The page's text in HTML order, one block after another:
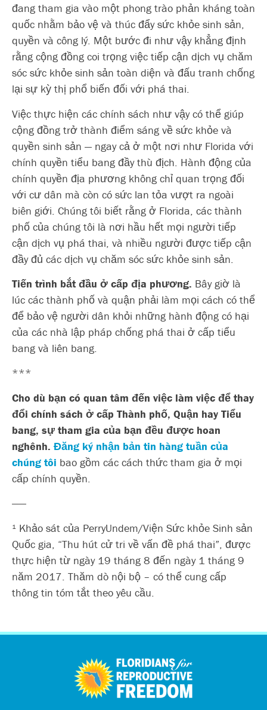
đang tham gia vào một phong trào phản kháng toàn
quốc nhằm bảo vệ và thúc đẩy sức khỏe sinh sản,
quyền và công lý. Một bước đi như vậy khẳng định
rằng cộng đồng coi trọng việc tiếp cận dịch vụ chăm
sóc sức khỏe sinh sản toàn diện và đấu tranh chống
lại sự kỳ thị phổ biến đối với phá thai.
Việc thực hiện các chính sách như vậy có thể giúp
cộng đồng trở thành điểm sáng về sức khỏe và
quyền sinh sản — ngay cả ở một nơi như Florida với
chính quyền tiểu bang đầy thù địch. Hành động của
chính quyền địa phương không chỉ quan trọng đối
với cư dân mà còn có sức lan tỏa vượt ra ngoài
biên giới. Chúng tôi biết rằng ở Florida, các thành
phố của chúng tôi là nơi hầu hết mọi người tiếp
cận dịch vụ phá thai, và nhiều người được tiếp cận
đầy đủ các dịch vụ chăm sóc sức khỏe sinh sản.
Tiến trình bắt đầu ở cấp địa phương. Bây giờ là
lúc các thành phố và quận phải làm mọi cách có thể
để bảo vệ người dân khỏi những hành động có hại
của các nhà lập pháp chống phá thai ở cấp tiểu
bang và liên bang.
***
Cho dù bạn có quan tâm đến việc làm việc để thay
đổi chính sách ở cấp Thành phố, Quận hay Tiểu
bang, sự tham gia của bạn đều được hoan
nghênh. Đăng ký nhận bản tin hàng tuần của
chúng tôi bao gồm các cách thức tham gia ở mọi
cấp chính quyền.
——
¹ Khảo sát của PerryUndem/Viện Sức khỏe Sinh sản
Quốc gia, “Thu hút cử tri về vấn đề phá thai”, được
thực hiện từ ngày 19 tháng 8 đến ngày 1 tháng 9
năm 2017. Thăm dò nội bộ – có thể cung cấp
thông tin tóm tắt theo yêu cầu.
اردو